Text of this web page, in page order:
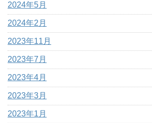
2024年5月
2024年2月
2023年11月
2023年7月
2023年4月
2023年3月
2023年1月